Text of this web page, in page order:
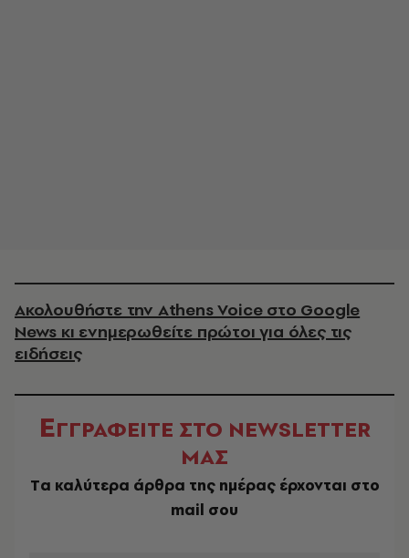
Ακολουθήστε την Athens Voice στο Google
News κι ενημερωθείτε πρώτοι για όλες τις
ειδήσεις
ΕΓΓΡΑΦΕΙΤΕ ΣΤΟ NEWSLETTER
ΜΑΣ
Tα καλύτερα άρθρα της ημέρας έρχονται στο
mail σου